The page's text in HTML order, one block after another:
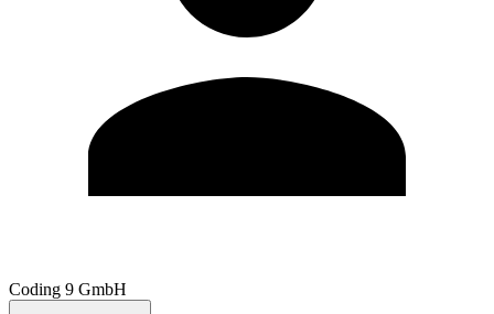
Coding 9 GmbH